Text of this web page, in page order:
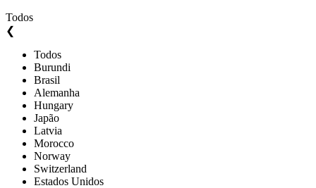
Todos
❮
Todos
Burundi
Brasil
Alemanha
Hungary
Japão
Latvia
Morocco
Norway
Switzerland
Estados Unidos